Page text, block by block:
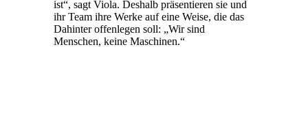
ist“, sagt Viola. Deshalb präsentieren sie und
ihr Team ihre Werke auf eine Weise, die das
Dahinter offenlegen soll: „Wir sind
Menschen, keine Maschinen.“